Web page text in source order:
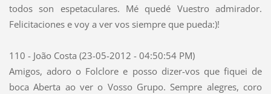
todos son espetaculares. Mé quedé Vuestro admirador.
Felicitaciones e voy a ver vos siempre que pueda:)!
110 - João Costa (23-05-2012 - 04:50:54 PM)
Amigos, adoro o Folclore e posso dizer-vos que fiquei de
boca Aberta ao ver o Vosso Grupo. Sempre alegres, coro